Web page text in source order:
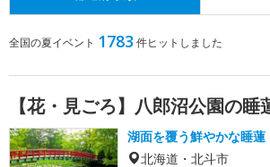
全国の夏イベント 1783 件ヒットしました
【花・見ごろ】八郎沼公園の睡
湖面を覆う鮮やかな睡蓮
北海道・北斗市